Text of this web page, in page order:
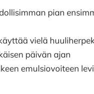
pian
vielä
päivän ajan
emulsiovoiteen